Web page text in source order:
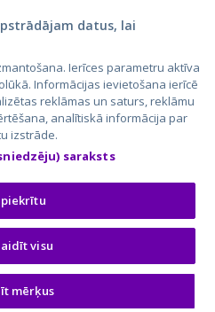
CVbankas.lt
Kainos.lt
Paslaugos.lt
auto24.ee
Osta.ee
KuldneBörs.ee
datus, lai
Ierīces parametru aktīva
Informācijas ievietošana ierīcē
reklāmas un saturs, reklāmu
analītiskā informācija par
izstrāde.
saraksts
piekrītu
visu
mērķus